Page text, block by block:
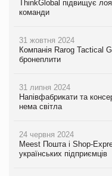
ThinkGlobal підвищує
команди
31 жовтня 2024
Компанія Rarog Tactical
бронеплити
31 липня 2024
Напівфабрикати та
нема світла
24 червня 2024
Meest Пошта і Shop-
українських підприємців